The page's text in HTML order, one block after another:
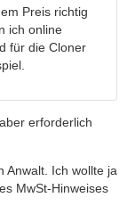
Preis richtig
ich online
für die Cloner
erforderlich
Anwalt. Ich wollte ja
MwSt-Hinweises